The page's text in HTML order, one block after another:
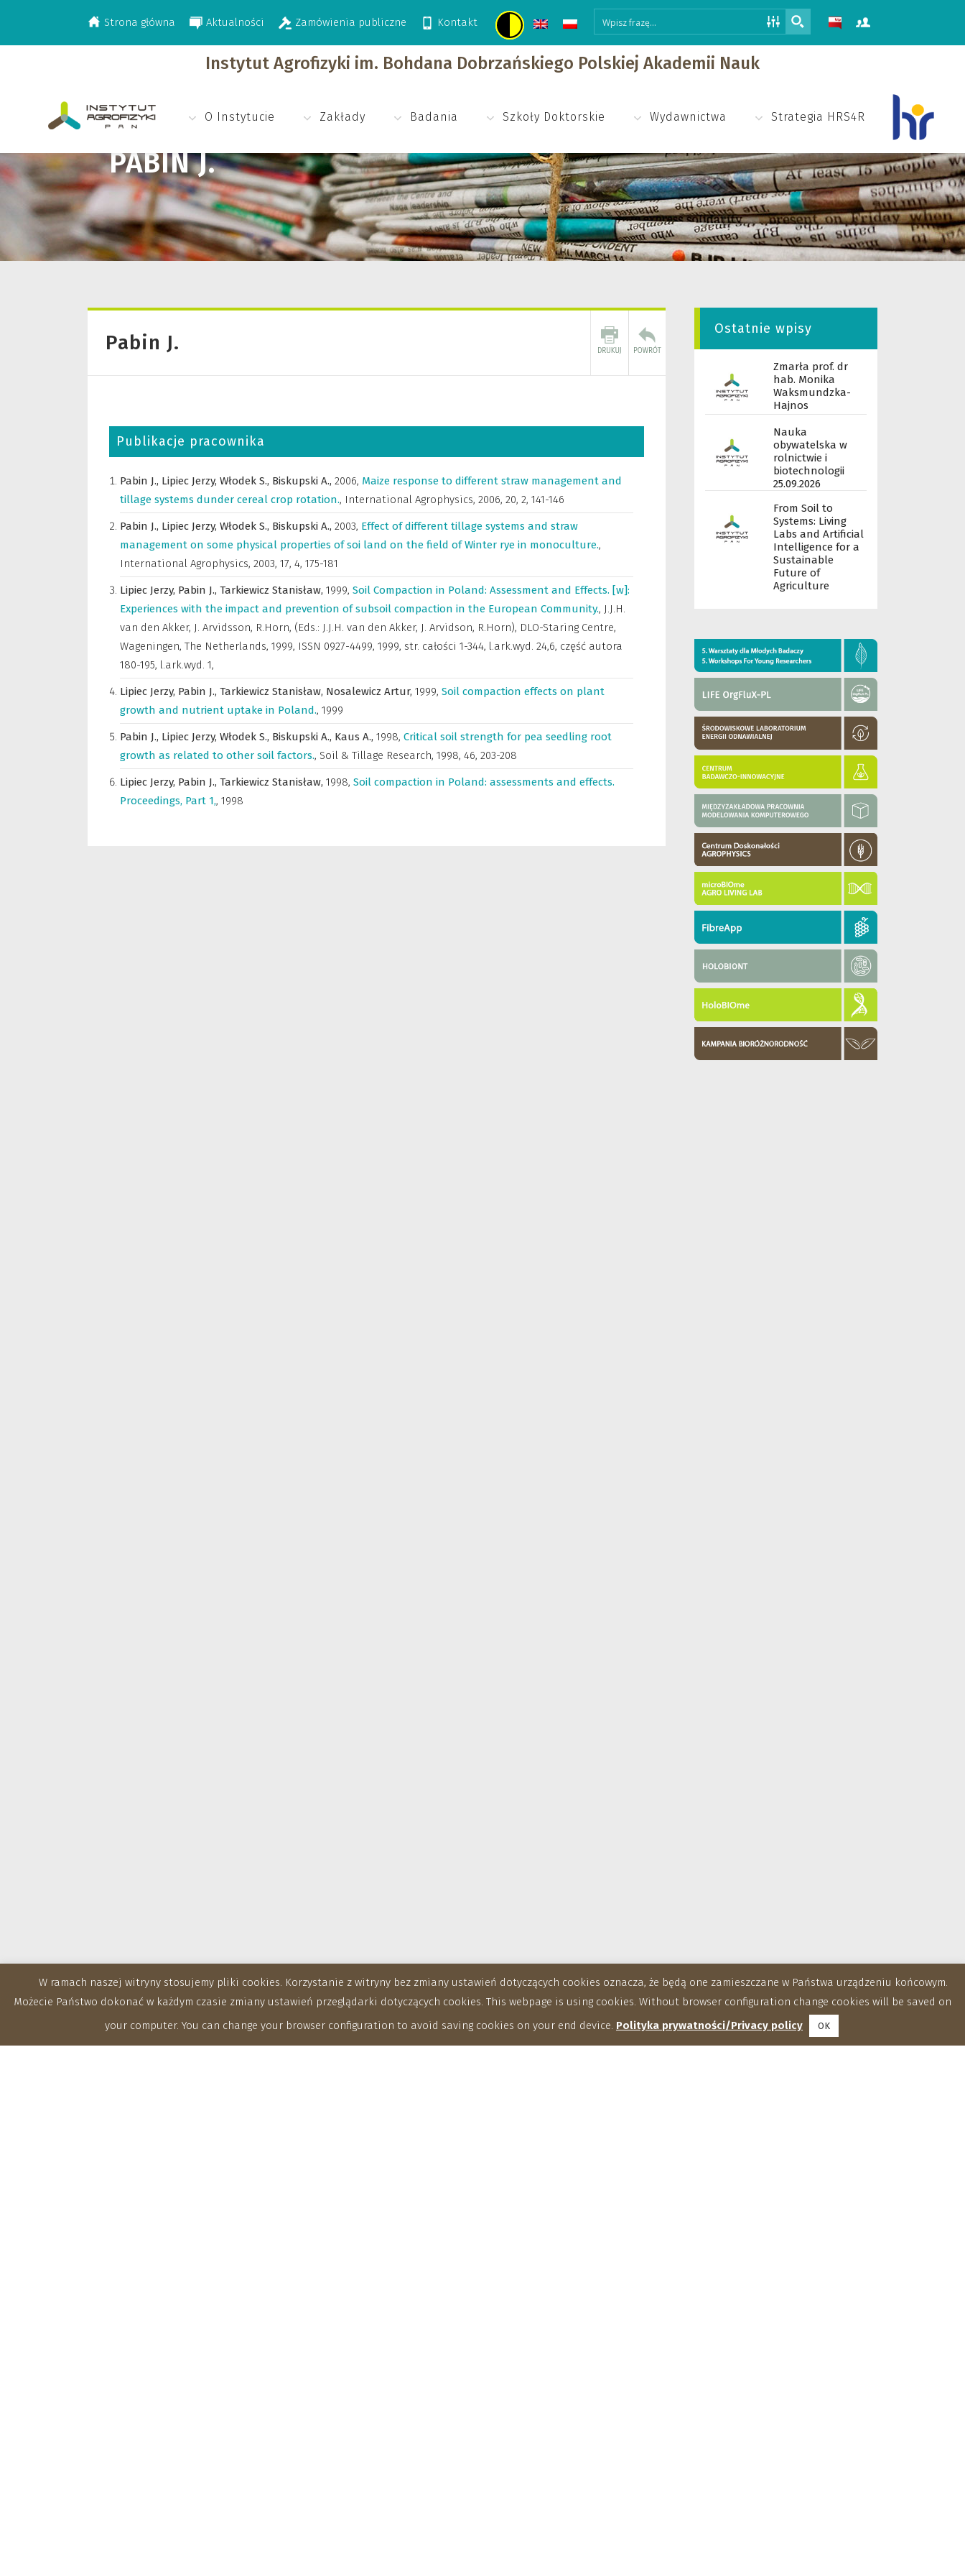
Strona główna Aktualności Zamówienia publiczne Kontakt
Instytut Agrofizyki im. Bohdana Dobrzańskiego Polskiej Akademii Nauk
O Instytucie Zakłady Badania Szkoły Doktorskie Wydawnictwa Strategia HRS4R
PABIN J.
>Pabin J.
Pabin J.
Publikacje pracownika
Pabin J., Lipiec Jerzy, Włodek S., Biskupski A., 2006, Maize response to different straw management and
tillage systems dunder cereal crop rotation., International Agrophysics, 2006, 20, 2, 141-146
Pabin J., Lipiec Jerzy, Włodek S., Biskupski A., 2003, Effect of different tillage systems and straw
management on some physical properties of soi land on the field of Winter rye in monoculture.,
International Agrophysics, 2003, 17, 4, 175-181
Lipiec Jerzy, Pabin J., Tarkiewicz Stanisław, 1999, Soil Compaction in Poland: Assessment and Effects. [w]:
Experiences with the impact and prevention of subsoil compaction in the European Community., J.J.H.
van den Akker, J. Arvidsson, R.Horn, (Eds.: J.J.H. van den Akker, J. Arvidson, R.Horn), DLO-Staring Centre,
Wageningen, The Netherlands, 1999, ISSN 0927-4499, 1999, str. całości 1-344, l.ark.wyd. 24,6, część autora
180-195, l.ark.wyd. 1,
Lipiec Jerzy, Pabin J., Tarkiewicz Stanisław, Nosalewicz Artur, 1999, Soil compaction effects on plant
growth and nutrient uptake in Poland., 1999
Pabin J., Lipiec Jerzy, Włodek S., Biskupski A., Kaus A., 1998, Critical soil strength for pea seedling root
growth as related to other soil factors., Soil & Tillage Research, 1998, 46, 203-208
Lipiec Jerzy, Pabin J., Tarkiewicz Stanisław, 1998, Soil compaction in Poland: assessments and effects.
Proceedings, Part 1,, 1998
Ostatnie wpisy
Zmarła prof. dr
hab. Monika
Waksmundzka-
Hajnos
Nauka
obywatelska w
rolnictwie i
biotechnologii
25.09.2026
From Soil to
Systems: Living
Labs and Artificial
Intelligence for a
Sustainable
Future of
Agriculture
W ramach naszej witryny stosujemy pliki cookies. Korzystanie z witryny bez zmiany ustawień dotyczących cookies oznacza, że będą one zamieszczane w Państwa urządzeniu końcowym.
Możecie Państwo dokonać w każdym czasie zmiany ustawień przeglądarki dotyczących cookies. This webpage is using cookies. Without browser configuration change cookies will be saved on
your computer. You can change your browser configuration to avoid saving cookies on your end device. Polityka prywatności/Privacy policy OK